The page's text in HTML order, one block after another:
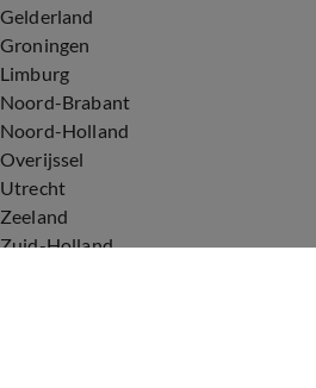
Gelderland
Groningen
Limburg
Noord-Brabant
Noord-Holland
Overijssel
Utrecht
Zeeland
Zuid-Holland